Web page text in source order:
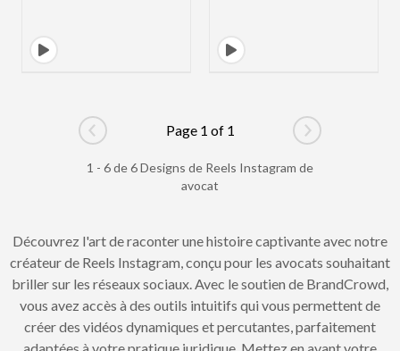
Go to previous page
Page 1 of 1
Go to next
1 - 6 de 6 Designs de Reels Instagram de
avocat
Découvrez l'art de raconter une histoire captivante avec notre
créateur de Reels Instagram, conçu pour les avocats souhaitant
briller sur les réseaux sociaux. Avec le soutien de BrandCrowd,
vous avez accès à des outils intuitifs qui vous permettent de
créer des vidéos dynamiques et percutantes, parfaitement
adaptées à votre pratique juridique. Mettez en avant votre